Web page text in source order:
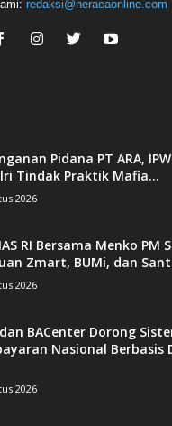
redaksi@neracaonline.com
Pidana PT ARA,
Tindak Praktik Mafia...
2026
RI Bersama Menko PM
Zmart, BUMi, dan
2026
BACenter Dorong
Nasional Berbasis
2026